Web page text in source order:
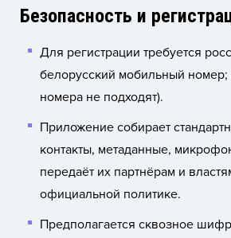
Безопасность и
Для регистрации требуется
белорусский мобильный номер;
номера не подходят).
Приложение собирает
контакты, метаданные,
передаёт их партнёрам и
официальной политике.
Предполагается сквозное